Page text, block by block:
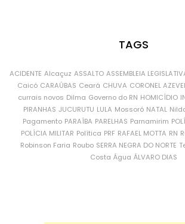
TAGS
ACIDENTE Alcaçuz ASSALTO ASSEMBLEIA
Caicó CARAÚBAS Ceará CHUVA CORONEL
currais novos Dilma Governo do RN HOMICÍDIO
PIRANHAS JUCURUTU LULA Mossoró NATAL
Pagamento PARAÍBA PARELHAS Parnamirim
POLÍCIA MILITAR Política PRF RAFAEL MOTTA RN
Robinson Faria Roubo SERRA NEGRA DO NORTE
Costa Água ÁLVARO DIAS